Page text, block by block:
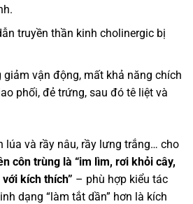
truyền thần kinh cholinergic bị
giảm vận động, mất khả năng chích
phối, đẻ trứng, sau đó tê liệt và
lúa và rầy nâu, rầy lưng trắng… cho
côn trùng là “im lìm, rơi khỏi cây,
kích thích” – phù hợp kiểu tác
dạng “làm tắt dần” hơn là kích